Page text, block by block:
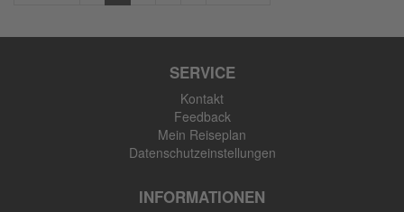
SERVICE
Kontakt
Feedback
Mein Reiseplan
Datenschutzeinstellungen
INFORMATIONEN